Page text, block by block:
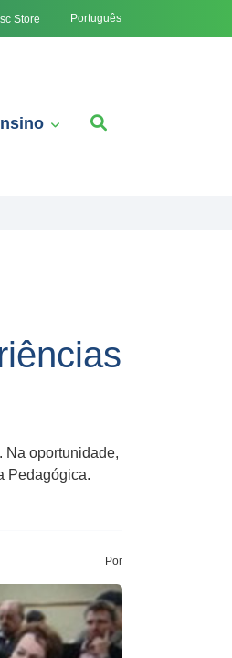
Store Português
Na oportunidade,
Pedagógica.
Por